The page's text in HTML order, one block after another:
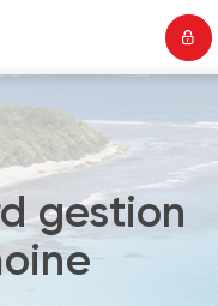
gestion